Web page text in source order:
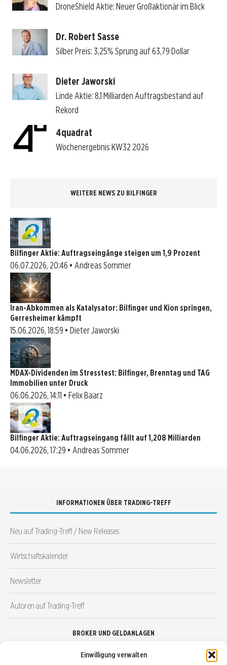
Einwilligung verwalten
DroneShield Aktie: Neuer Großaktionär im Blick
Dr. Robert Sasse
Silber Preis: 3,25% Sprung auf 63,79 Dollar
Dieter Jaworski
Linde Aktie: 8,1 Milliarden Auftragsbestand auf
Rekord
4quadrat
Wochenergebnis KW32 2026
WEITERE NEWS ZU BILFINGER
Bilfinger Aktie: Auftragseingänge steigen um 1,9 Prozent
06.07.2026, 20:46 • Andreas Sommer
Iran-Abkommen als Katalysator: Bilfinger und Kion springen,
Gerresheimer kämpft
15.06.2026, 18:59 • Dieter Jaworski
MDAX-Dividenden im Stresstest: Bilfinger, Brenntag und TAG
Immobilien unter Druck
06.06.2026, 14:11 • Felix Baarz
Bilfinger Aktie: Auftragseingang fällt auf 1,208 Milliarden
04.06.2026, 17:29 • Andreas Sommer
INFORMATIONEN ÜBER TRADING-TREFF
Neu auf Trading-Treff / New Releases
Wirtschaftskalender
Newsletter
Autoren auf Trading-Treff
BROKER UND GELDANLAGEN